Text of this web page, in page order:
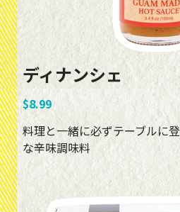
ディナンシェ
$8.99
料理と一緒に必ずテーブルに
な辛味調味料